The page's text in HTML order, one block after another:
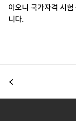
이오니 국가자격 시
니다.
이전